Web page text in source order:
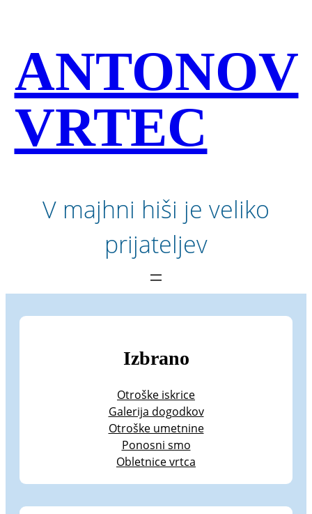
ANTONOV
VRTEC
V majhni hiši je veliko
prijateljev
Izbrano
Otroške iskrice
Galerija dogodkov
Otroške umetnine
Ponosni smo
Obletnice vrtca